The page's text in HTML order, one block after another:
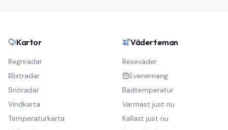
Kartor
Regnradar
Blixtradar
Snöradar
Vindkarta
Temperaturkarta
Väderteman
Reseväder
Evenemang
Badtemperatur
Varmast just nu
Kallast just nu